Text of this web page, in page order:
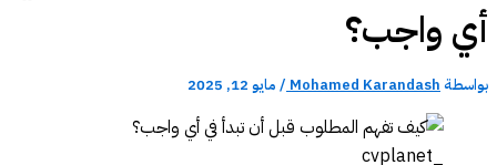
أي واجب؟
بواسطة Mohamed Karandash
/ مايو 12, 2025